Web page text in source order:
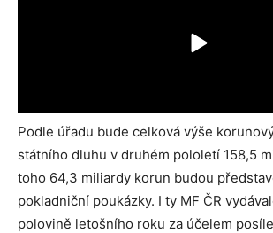
Podle úřadu bude celková výše
státního dluhu v druhém pololetí 158,5
toho 64,3 miliardy korun budou
pokladniční poukázky. I ty MF ČR
polovině letošního roku za účelem